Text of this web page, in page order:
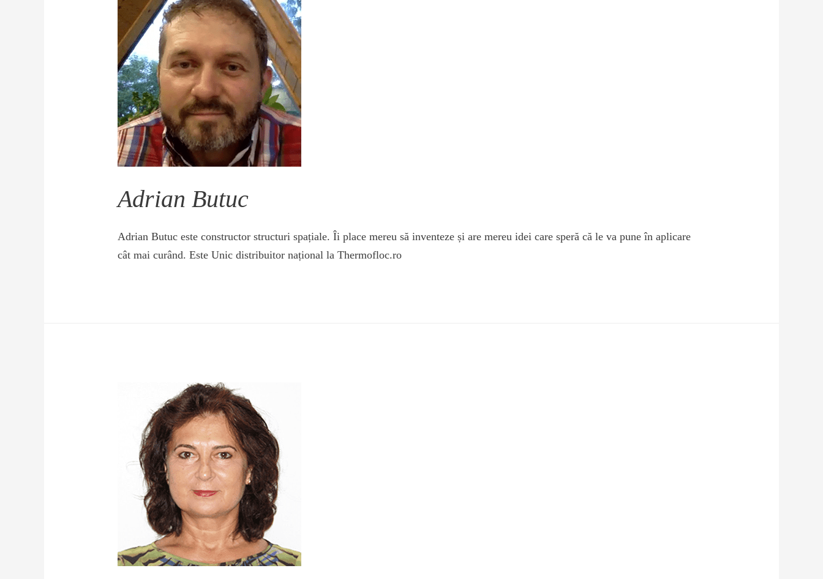
Adrian Butuc
Adrian Butuc este constructor structuri spațiale. Îi place mereu să inventeze și are mereu idei care speră că le va pune în aplicare
cât mai curând. Este Unic distribuitor național la Thermofloc.ro